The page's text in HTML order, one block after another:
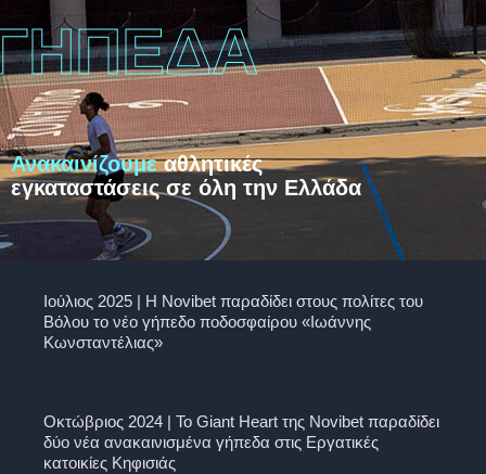
Ανακαινίζουμεαθλητικές
εγκαταστάσεις σε όλη την Ελλάδα
Ιούλιος 2025 | Η Novibet παραδίδει στους πολίτες του
Βόλου το νέο γήπεδο ποδοσφαίρου «Ιωάννης
Κωνσταντέλιας»
Οκτώβριος 2024 | Το Giant Heart της Novibet παραδίδει
δύο νέα ανακαινισμένα γήπεδα στις Εργατικές
κατοικίες Κηφισιάς